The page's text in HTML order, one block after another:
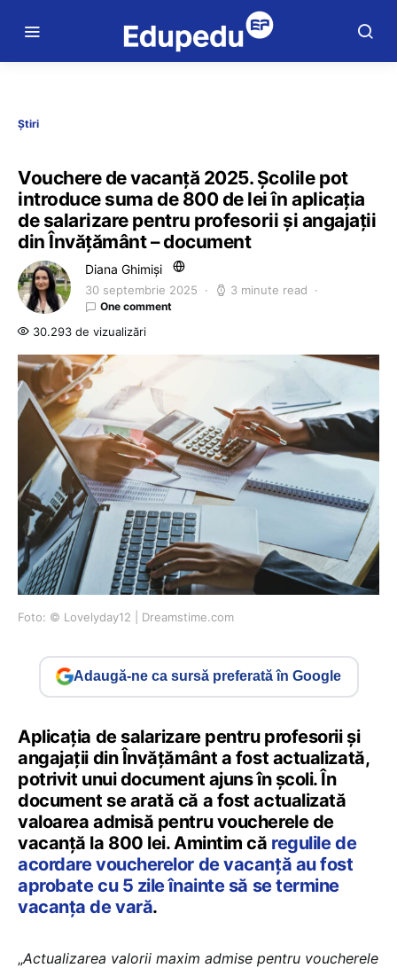
Știri
Vouchere de vacanță 2025. Școlile pot
introduce suma de 800 de lei în aplicația
de salarizare pentru profesorii și angajații
din Învățământ – document
Diana Ghimiși
30 septembrie 2025 3 minute read
One comment
30.293 de vizualizări
Foto: © Lovelyday12 | Dreamstime.com
Adaugă-ne ca sursă preferată în Google
Aplicația de salarizare pentru profesorii și
angajații din Învățământ a fost actualizată,
potrivit unui document ajuns în școli. În
document se arată că a fost actualizată
valoarea admisă pentru voucherele de
vacanță la 800 lei. Amintim că regulile de
acordare voucherelor de vacanță au fost
aprobate cu 5 zile înainte să se termine
vacanța de vară.
„Actualizarea valorii maxim admise pentru voucherele